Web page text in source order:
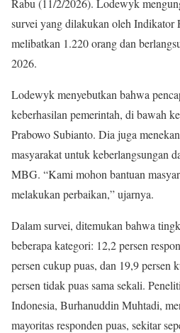
Rabu (11/2/2026). Lodewyk
survei yang dilakukan oleh
melibatkan 1.220 orang dan
2026.
Lodewyk menyebutkan bahwa
keberhasilan pemerintah, di bawah
Prabowo Subianto. Dia juga
masyarakat untuk keberlangsungan
MBG. “Kami mohon bantuan
melakukan perbaikan,” ujarnya.
Dalam survei, ditemukan bahwa
beberapa kategori: 12,2 persen
persen cukup puas, dan 19,9 persen
persen tidak puas sama sekali.
Indonesia, Burhanuddin Muhtadi,
mayoritas responden puas, sekitar